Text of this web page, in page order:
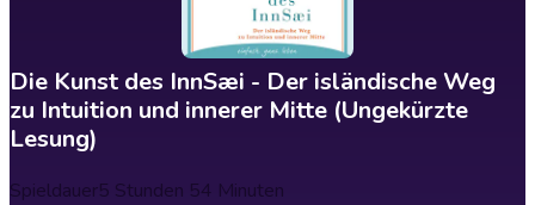
Die Kunst des InnSæi - Der isländische Weg
zu Intuition und innerer Mitte (Ungekürzte
Lesung)
Spieldauer5 Stunden 54 Minuten